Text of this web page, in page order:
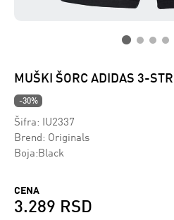
MUŠKI ŠORC ADIDAS 3-
-30%
Šifra: IU2337
Brend: Originals
Boja:Black
CENA
3.289 RSD